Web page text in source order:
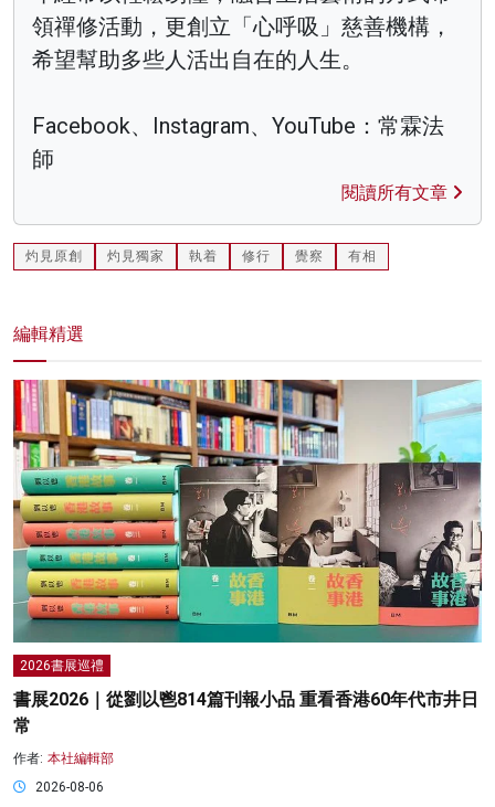
領禪修活動，更創立「心呼吸」慈善機構，
希望幫助多些人活出自在的人生。
Facebook、Instagram、YouTube：常霖法
師
閱讀所有文章
灼見原創 灼見獨家 執着 修行 覺察 有相
編輯精選
2026書展巡禮
書展2026｜從劉以鬯814篇刊報小品 重看香港60年代市井日
常
作者: 本社編輯部
2026-08-06